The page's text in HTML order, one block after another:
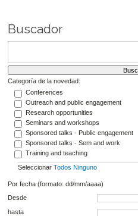
Buscador
Categoría de la novedad:
Conferences
Outreach and public engagement
Research opportunities
Seminars and workshops
Sponsored talks - Public engagement
Sponsored talks - Sem and work
Training and teaching
Seleccionar Todos Ninguno
Por fecha (formato: dd/mm/aaaa)
Desde
hasta